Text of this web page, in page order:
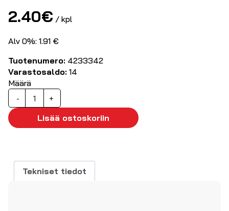
2.40€ / kpl
Alv 0%: 1.91 €
Tuotenumero: 4233342
Varastosaldo: 14
Määrä
-
RCA-
naarasliitin
johtoon,
musta
+
Lisää ostoskoriin
Tekniset tiedot